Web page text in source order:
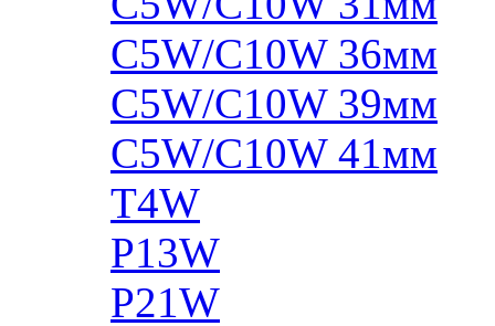
C5W/C10W 36мм
C5W/C10W 39мм
C5W/C10W 41мм
T4W
P13W
P21W